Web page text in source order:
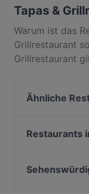
Tapas &
Warum ist das
Grillrestaurant
Grillrestaurant
bietet Plaza
heraus, was
nächsten
Ähnliche
Café Nova
Royal India
Restaurants
Bonneria